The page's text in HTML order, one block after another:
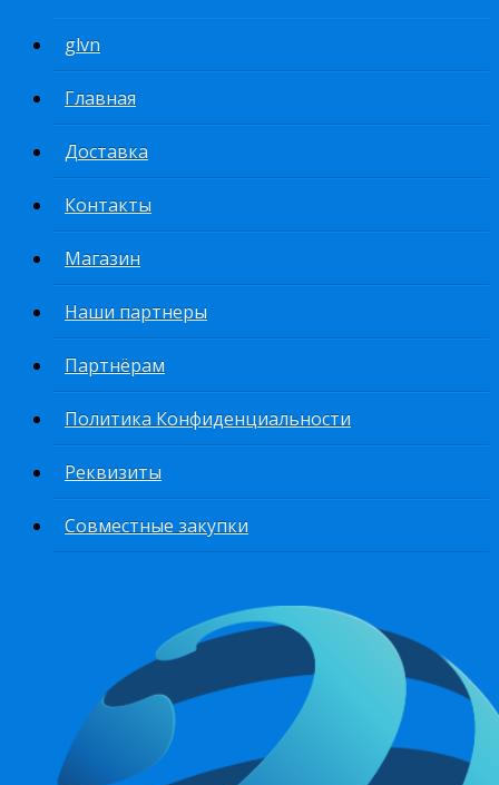
glvn
Главная
Доставка
Контакты
Магазин
Наши партнеры
Партнёрам
Политика Конфиденциальности
Реквизиты
Совместные закупки